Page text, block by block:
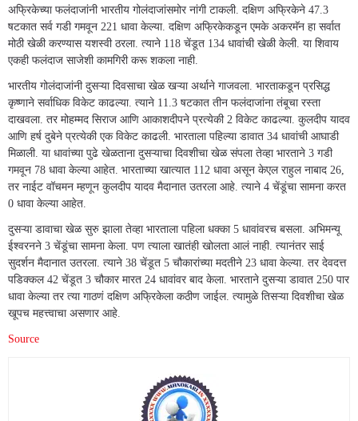
अफ्रिकेच्या फलंदाजांनी भारतीय गोलंदाजांसमोर नांगी टाकली. दक्षिण अफ्रिकेने 47.3
षटकात सर्व गडी गमवून 221 धावा केल्या. दक्षिण अफ्रिकेकडून एमके अकरमॅन हा सर्वात
मोठी खेळी करण्यास यशस्वी ठरला. त्याने 118 चेंडूत 134 धावांची खेळी केली. या शिवाय
एकही फलंदाज साजेशी कामगिरी करू शकला नाही.
भारतीय गोलंदाजांनी दुसऱ्या दिवसाचा खेळ खऱ्या अर्थाने गाजवला. भारताकडून प्रसिद्ध
कृष्णाने सर्वाधिक विकेट काढल्या. त्याने 11.3 षटकात तीन फलंदाजांना तंबूचा रस्ता
दाखवला. तर मोहम्मद सिराज आणि आकाशदीपने प्रत्येकी 2 विकेट काढल्या. कुलदीप यादव
आणि हर्ष दुबेने प्रत्येकी एक विकेट काढली. भारताला पहिल्या डावात 34 धावांची आघाडी
मिळाली. या धावांच्या पुढे खेळताना दुसऱ्याचा दिवशीचा खेळ संपला तेव्हा भारताने 3 गडी
गमवून 78 धावा केल्या आहेत. भारताच्या खात्यात 112 धावा असून केएल राहुल नाबाद 26,
तर नाईट वॉचमन म्हणून कुलदीप यादव मैदानात उतरला आहे. त्याने 4 चेंडूंचा सामना करत
0 धावा केल्या आहेत.
दुसऱ्या डावाचा खेळ सुरु झाला तेव्हा भारताला पहिला धक्का 5 धावांवरच बसला. अभिमन्यू
ईश्वरनने 3 चेंडूंचा सामना केला. पण त्याला खातंही खोलता आलं नाही. त्यानंतर साई
सुदर्शन मैदानात उतरला. त्याने 38 चेंडूत 5 चौकारांच्या मदतीने 23 धावा केल्या. तर देवदत्त
पडिक्कल 42 चेंडूत 3 चौकार मारत 24 धावांवर बाद केला. भारताने दुसऱ्या डावात 250 पार
धावा केल्या तर त्या गाठणं दक्षिण अफ्रिकेला कठीण जाईल. त्यामुळे तिसऱ्या दिवशीचा खेळ
खूपच महत्त्वाचा असणार आहे.
Source